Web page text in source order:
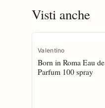
Visti anche
Valentino
Born in Roma Eau de
Parfum 100 spray